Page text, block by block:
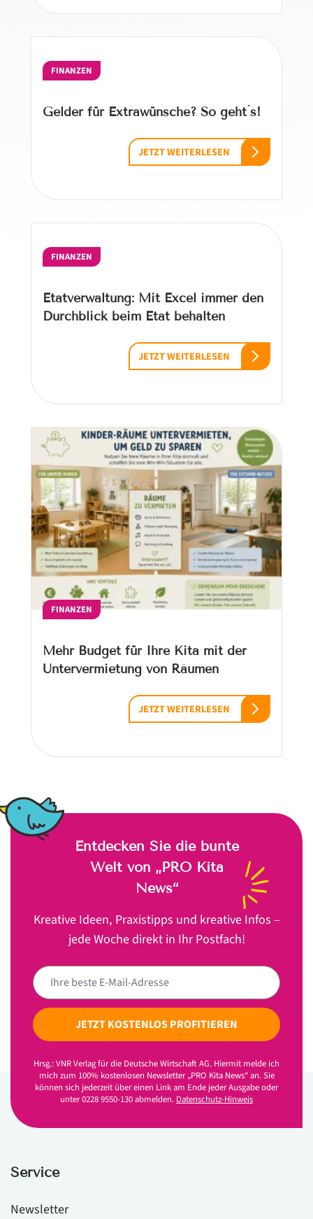
FINANZEN
Gelder für Extrawünsche? So geht ́s!
JETZT WEITERLESEN
FINANZEN
Etatverwaltung: Mit Excel immer den
Durchblick beim Etat behalten
JETZT WEITERLESEN
FINANZEN
Mehr Budget für Ihre Kita mit der
Untervermietung von Räumen
JETZT WEITERLESEN
Entdecken Sie die bunte
Welt von „PRO Kita
News“
Kreative Ideen, Praxistipps und kreative Infos –
jede Woche direkt in Ihr Postfach!
JETZT KOSTENLOS PROFITIEREN
Hrsg.: VNR Verlag für die Deutsche Wirtschaft AG. Hiermit melde ich
mich zum 100% kostenlosen Newsletter „PRO Kita News“ an. Sie
können sich jederzeit über einen Link am Ende jeder Ausgabe oder
unter 0228 9550-130 abmelden. Datenschutz-Hinweis
Service
Newsletter